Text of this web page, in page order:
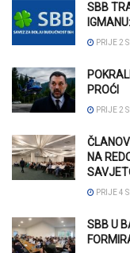
SBB
PRIJE 2
PROĆI
PRIJE 2
NA
PRIJE 4
SBB U